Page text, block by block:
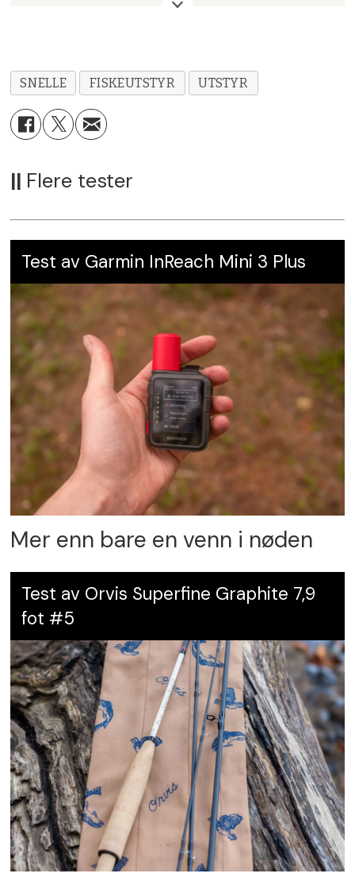
Kulelager:12/1
Utveksling:
Pris:kr 9 999,-
www.shimano.com
Karakter:6
SNELLE FISKEUTSTYR UTSTYR
|| Flere tester
Test av Garmin InReach Mini 3 Plus
Mer enn bare en venn i nøden
Test av Orvis Superfine Graphite 7,9
fot #5